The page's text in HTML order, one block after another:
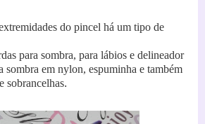
do pincel há um tipo de
para sombra, para lábios e delineador
sombra em nylon, espuminha e também
sobrancelhas.